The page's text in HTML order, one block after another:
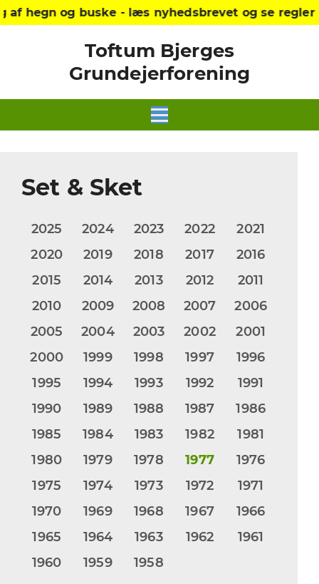
- læs nyhedsbrevet og se reglerne på
Toftum Bjerges
Grundejerforening
Set & Sket
2025 2024 2023 2022
2021
2020
2019 2018 2017
2016
2015
2014 2013 2012
2011
2010
2009 2008 2007
2006
2005
2004 2003 2002
2001
2000
1999 1998 1997
1996
1995
1994 1993 1992
1991
1990
1989 1988 1987
1986
1985
1984 1983 1982
1981
1980
1979 1978 1977
1976
1975
1974 1973 1972
1971
1970
1969 1968 1967
1966
1965
1964 1963 1962
1961
1960
1959 1958